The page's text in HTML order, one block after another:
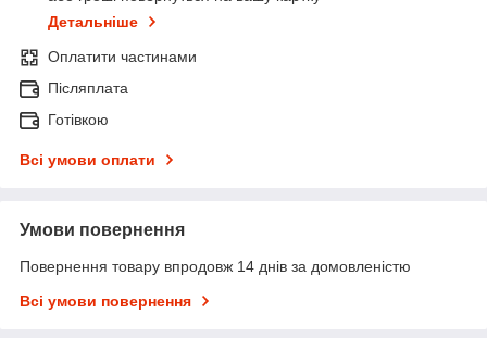
Детальніше
Оплатити частинами
Післяплата
Готівкою
Всі умови оплати
Умови повернення
Повернення товару впродовж 14 днів за домовленістю
Всі умови повернення